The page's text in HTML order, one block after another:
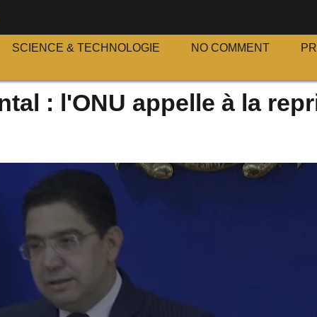
SCIENCE & TECHNOLOGIE NO COMMENT
: l'ONU appelle à la